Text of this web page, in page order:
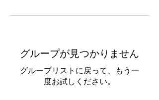
グループが見つかりません
グループリストに戻って、もう一
度お試しください。